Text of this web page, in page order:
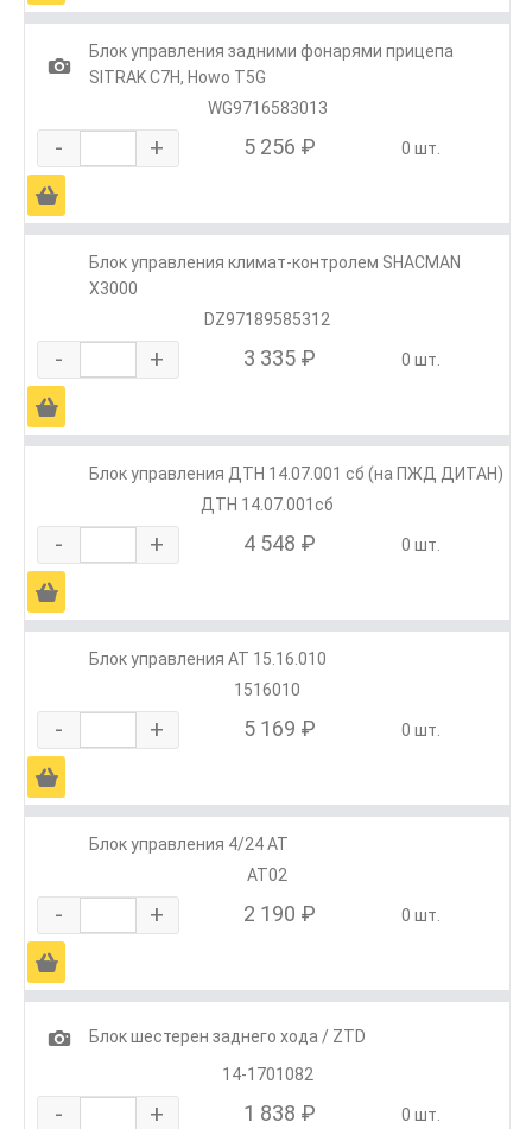
1
Блок управления задними фонарями прицепа
SITRAK C7H, Howo T5G
WG9716583013
- + 5 256 ₽ 0 шт.
Ä
Блок управления климат-контролем SHACMAN
X3000
DZ97189585312
- + 3 335 ₽ 0 шт.
Ä
Блок управления ДТН 14.07.001 сб (на ПЖД ДИТАН)
ДТН 14.07.001сб
- + 4 548 ₽ 0 шт.
Ä
Блок управления АТ 15.16.010
1516010
- + 5 169 ₽ 0 шт.
Ä
Блок управления 4/24 АТ
АТ02
- + 2 190 ₽ 0 шт.
Ä
1
Блок шестерен заднего хода / ZTD
14-1701082
- + 1 838 ₽ 0 шт.